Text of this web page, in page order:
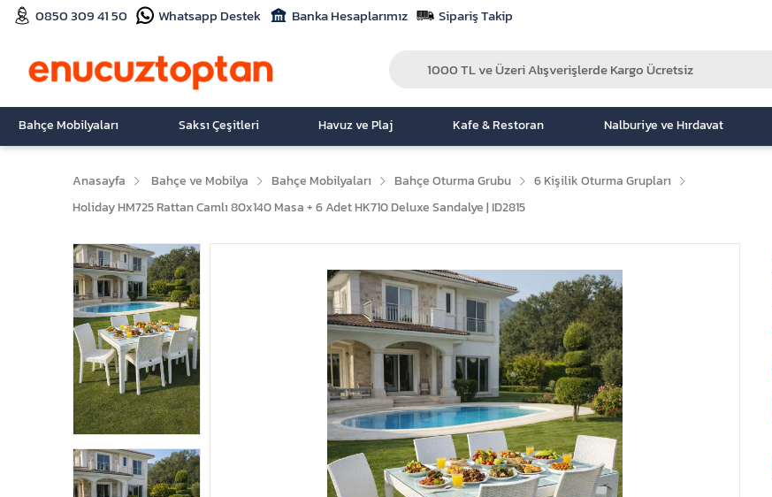
0850 309 41 50 Whatsapp Destek Banka Hesaplarımız Sipariş Takip
Bahçe Mobilyaları Saksı Çeşitleri Havuz ve Plaj Kafe & Restoran Nalburiye ve Hırdavat
Anasayfa Bahçe ve Mobilya Bahçe Mobilyaları Bahçe Oturma Grubu
6 Kişilik Oturma Grupları
Holiday HM725 Rattan Camlı 80x140 Masa + 6 Adet HK710 Deluxe Sandalye | ID2815